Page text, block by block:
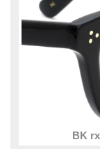
BK rx